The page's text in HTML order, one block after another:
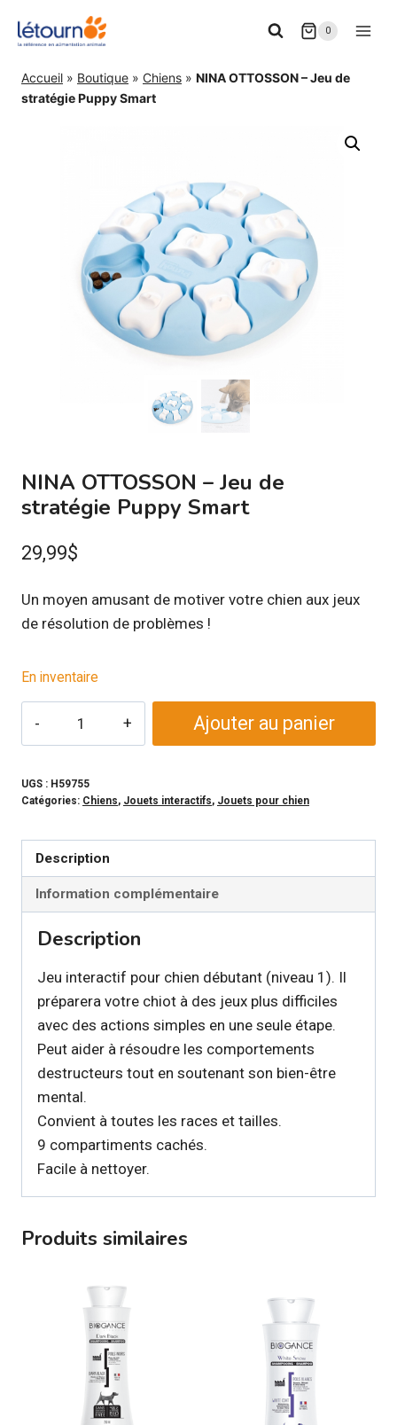
0
Accueil » Boutique » Chiens » NINA OTTOSSON – Jeu de
stratégie Puppy Smart
NINA OTTOSSON – Jeu de
stratégie Puppy Smart
29,99$
Un moyen amusant de motiver votre chien aux jeux
de résolution de problèmes !
En inventaire
OTTOSSON
-
de
stratégie
Smart
Ajouter au panier
UGS : H59755
Catégories: Chiens, Jouets interactifs, Jouets pour chien
Description
Information complémentaire
Description
Jeu interactif pour chien débutant (niveau 1). Il
préparera votre chiot à des jeux plus difficiles
avec des actions simples en une seule étape.
Peut aider à résoudre les comportements
destructeurs tout en soutenant son bien-être
mental.
Convient à toutes les races et tailles.
9 compartiments cachés.
Facile à nettoyer.
Produits similaires